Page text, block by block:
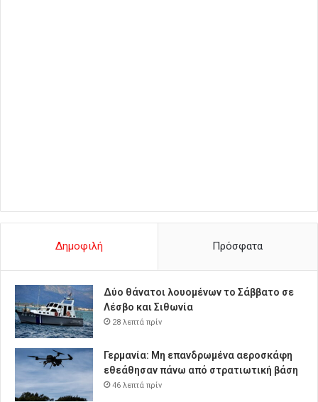
Δημοφιλή Πρόσφατα
Δύο θάνατοι λουομένων το Σάββατο σε
Λέσβο και Σιθωνία
28 λεπτά πρίν
Γερμανία: Μη επανδρωμένα αεροσκάφη
εθεάθησαν πάνω από στρατιωτική βάση
46 λεπτά πρίν